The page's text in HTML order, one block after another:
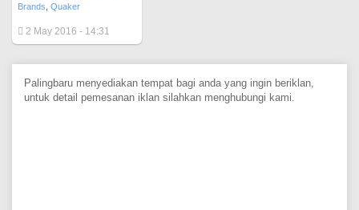
Brands Quaker
2 May 2016 - 14:31
Palingbaru menyediakan tempat bagi anda yang ingin beriklan,
untuk detail pemesanan iklan silahkan menghubungi kami.